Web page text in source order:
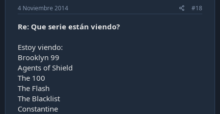
4 Noviembre 2014 #18
Re: Que serie están viendo?
Estoy viendo:
Brooklyn 99
Agents of Shield
The 100
The Flash
The Blacklist
Constantine